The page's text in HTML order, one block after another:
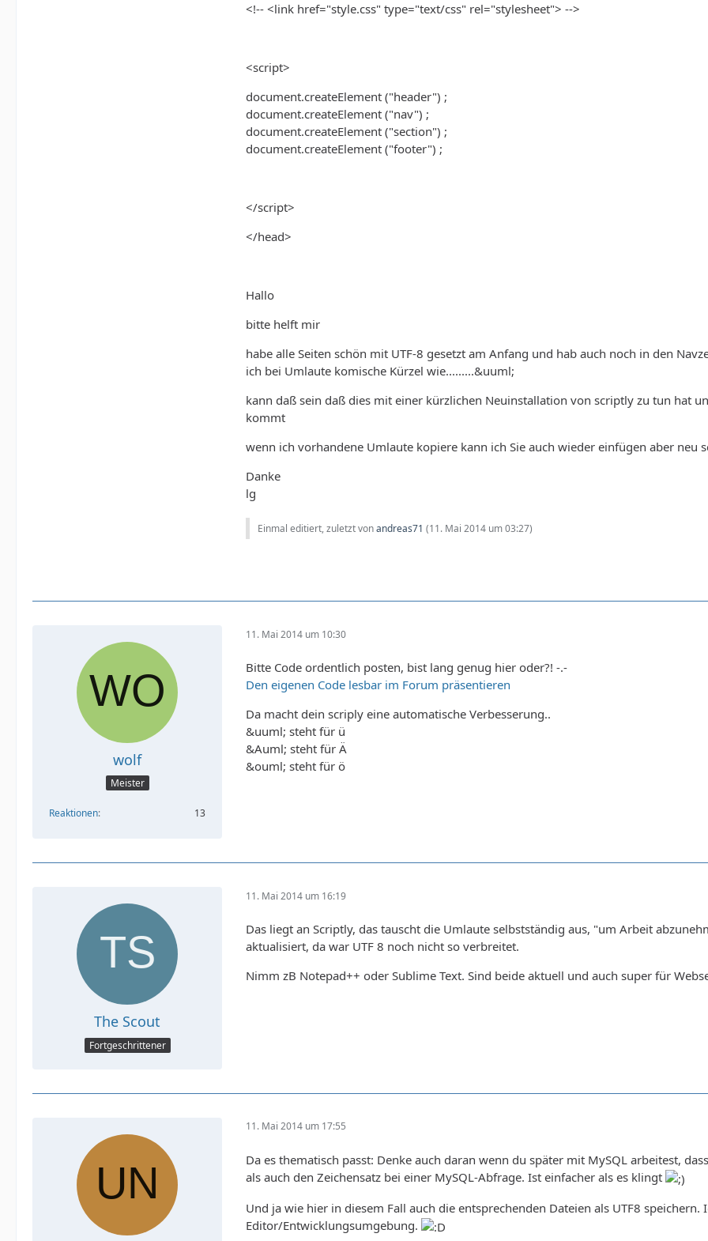
<!-- <link href="style.css" type="text/css" rel="stylesheet"> -->
<script>
document.createElement ("header") ;
document.createElement ("nav") ;
document.createElement ("section") ;
document.createElement ("footer") ;
</script>
</head>
Hallo
bitte helft mir
habe alle Seiten schön mit UTF-8 gesetzt am Anfang und hab auch noch in den
ich bei Umlaute komische Kürzel wie.........&uuml;
kann daß sein daß dies mit einer kürzlichen Neuinstallation von scriptly zu tun hat
kommt
wenn ich vorhandene Umlaute kopiere kann ich Sie auch wieder einfügen aber neu
Danke
lg
Einmal editiert, zuletzt vonandreas71 (11. Mai 2014 um 03:27)
wolf
Meister
Reaktionen 13
11. Mai 2014 um 10:30
Bitte Code ordentlich posten, bist lang genug hier oder?! -.-
Den eigenen Code lesbar im Forum präsentieren
Da macht dein scriply eine automatische Verbesserung..
&uuml; steht für ü
&Auml; steht für Ä
&ouml; steht für ö
The Scout
Fortgeschrittener
11. Mai 2014 um 16:19
Das liegt an Scriptly, das tauscht die Umlaute selbstständig aus, "um Arbeit
aktualisiert, da war UTF 8 noch nicht so verbreitet.
Nimm zB Notepad++ oder Sublime Text. Sind beide aktuell und auch super für
11. Mai 2014 um 17:55
Da es thematisch passt: Denke auch daran wenn du später mit MySQL arbeitest,
als auch den Zeichensatz bei einer MySQL-Abfrage. Ist einfacher als es klingt
Und ja wie hier in diesem Fall auch die entsprechenden Dateien als UTF8
Editor/Entwicklungsumgebung.